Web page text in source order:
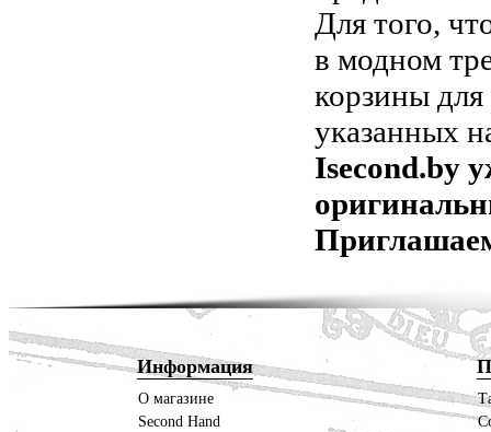
Для того,
в модном
корзины
указанных
Isecond.by
Информация
О магазине
Second Hand